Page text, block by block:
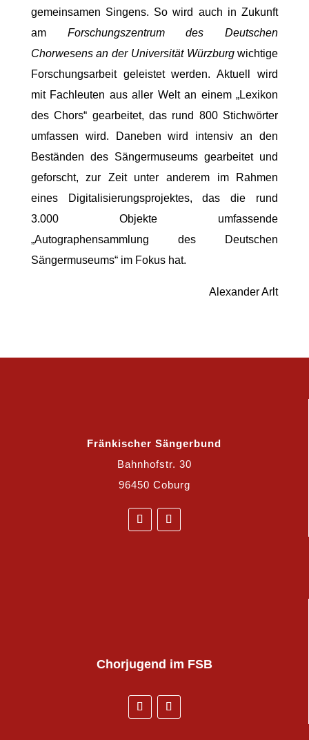
gemeinsamen Singens. So wird auch in Zukunft
am Forschungszentrum des Deutschen
Chorwesens an der Universität Würzburgwichtige
Forschungsarbeit geleistet werden. Aktuell wird
mit Fachleuten aus aller Welt an einem „Lexikon
des Chors“ gearbeitet, das rund 800 Stichwörter
umfassen wird. Daneben wird intensiv an den
Beständen des Sängermuseums gearbeitet und
geforscht, zur Zeit unter anderem im Rahmen
eines Digitalisierungsprojektes, das die rund
3.000 Objekte umfassende
„Autographensammlung des Deutschen
Sängermuseums“ im Fokus hat.
Alexander Arlt
Fränkischer Sängerbund
Bahnhofstr. 30
96450 Coburg
Chorjugend im FSB